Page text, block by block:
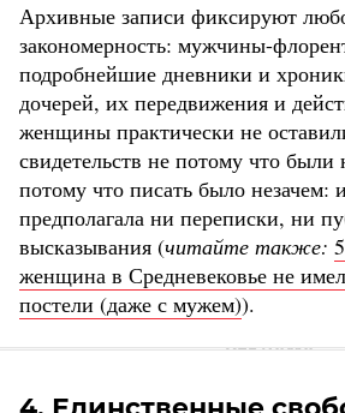
Архивные записи фиксируют
закономерность: мужчины-
подробнейшие дневники и
дочерей, их передвижения и
женщины практически не
свидетельств не потому что были
потому что писать было незачем:
предполагала ни переписки, ни
высказывания (читайте также:
женщина в Средневековье не
постели (даже с мужем)).